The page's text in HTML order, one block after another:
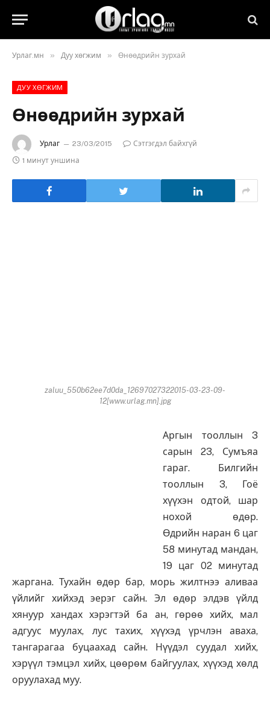
Урлаг.мн » Дуу хөгжим » Өнөөдрийн зурхай
ДУУ ХӨГЖИМ
Өнөөдрийн зурхай
Урлаг 23/03/2015
Сэтгэгдэл байхгүй
1 минут уншина
zaluu_550b62ee7d0da_12697027322015-03-23-09-
12[www.urlag.mn].jpg
Аргын тооллын 3
сарын 23, Сумъяа
гараг. Билгийн
тооллын 3, Гоё
хүүхэн одтой, шар
нохой өдөр.
Өдрийн наран 6 цаг
58 минутад мандан,
19 цаг 02 минутад
жаргана. Тухайн өдөр бар, морь жилтнээ аливаа
үйлийг хийхэд эерэг сайн. Эл өдөр элдэв үйлд
хянуур хандах хэрэгтэй ба ан, гөрөө хийх, мал
адгуус муулах, лус тахих, хүүхэд үрчлэн аваха,
тангарагаа буцаахад сайн. Нүүдэл суудал хийх,
хэрүүл тэмцэл хийх, цөөрөм байгуулах, хүүхэд хөлд
оруулахад муу.